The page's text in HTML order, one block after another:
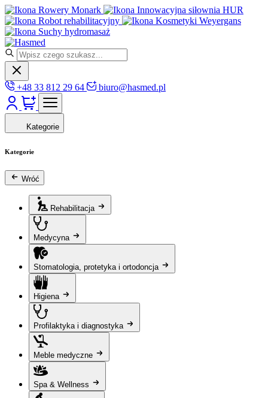
Rowery Monark
Innowacyjna siłownia HUR
Robot rehabilitacyjny
Kosmetyki Weyergans
Suchy hydromasaż
+48 33 812 29 64 biuro@hasmed.pl
Kategorie
Kategorie
Wróć
Rehabilitacja
Medycyna
Stomatologia, protetyka i ortodoncja
Higiena
Profilaktyka i diagnostyka
Meble medyczne
Spa & Wellness